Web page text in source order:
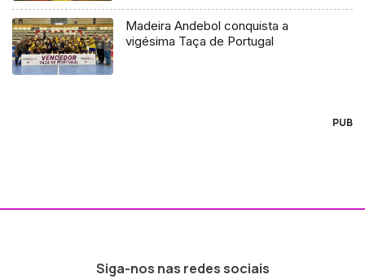
Madeira Andebol conquista a
vigésima Taça de Portugal
PUB
Siga-nos nas redes sociais